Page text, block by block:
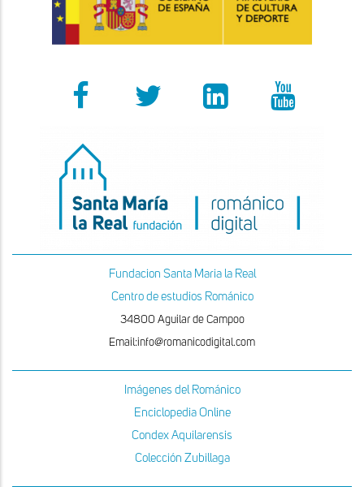
Fundacion Santa Maria la Real
Centro de estudios Románico
34800 Aguilar de Campoo
Email:info@romanicodigital.com
Imágenes del Románico
Enciclopedia Online
Condex Aquilarensis
Colección Zubillaga